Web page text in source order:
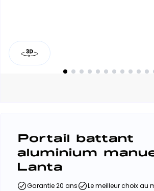
Portail battant
aluminium
Lanta
Garantie 20 ans
Le meilleur choix au